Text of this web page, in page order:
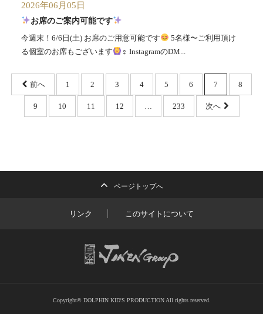
2026年06月05日
お席のご案内可能です
今週末！6/6日(土) お席のご用意可能です
5名様〜ご利用頂け
る個室のお席もございます
‍♀️ InstagramのDM...
前へ 1 2 3 4 5 6 7 8
9 10 11 12 … 233 次へ
ページトップへ
リンク このサイトについて
Copyright© DOLPHIN KID'S PRODUCTION All rights reserved.